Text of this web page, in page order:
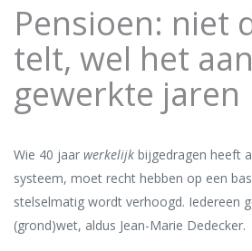
Pensioen: niet
telt, wel het
gewerkte jaren
Wie 40 jaar werkelijk bijgedragen heeft
systeem, moet recht hebben op een
stelselmatig wordt verhoogd. Iedereen
(grond)wet, aldus Jean-Marie Dedecker.